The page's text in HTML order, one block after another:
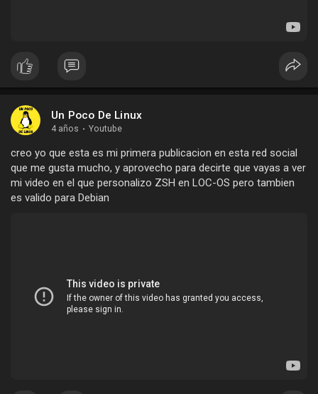
Un Poco De Linux
4 años · Youtube
creo yo que esta es mi primera publicacion en esta red social
que me gusta mucho, y aprovecho para decirte que vayas a ver
mi video en el que personalizo ZSH en LOC-OS pero tambien
es valido para Debian